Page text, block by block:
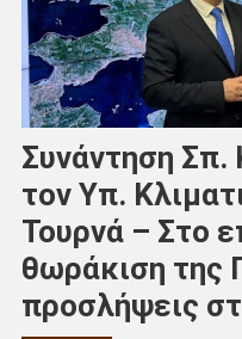
Συνάντηση Σπ.
τον Υπ.
Τουρνά – Στο
θωράκιση της
προσλήψεις